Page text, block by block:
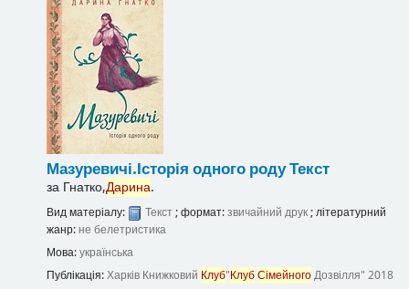
Мазуревичі.Історія одного родуТекст
за Гнатко,Дарина.
Вид матеріалу: Текст; формат:звичайний друк; літературний
жанр: не белетристика
Мова:українська
Публікація:Харків Книжковий Клуб"КлубСімейногоДозвілля" 2018